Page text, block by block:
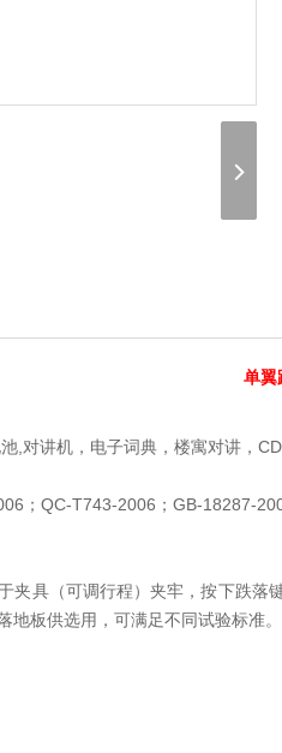
单翼
,对讲机，电子词典，楼寓对讲，
；QC-T743-2006；GB-18287-
夹具（可调行程）夹牢，按下跌
地板供选用，可满足不同试验标准。